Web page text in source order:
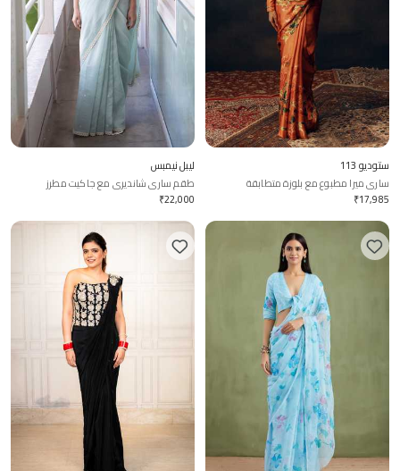
ستوديو 113
ساري ميرا مطبوع مع بلوزة متطابقة
₹17,985
ليبل نيمبس
طقم ساري شانديري مع جاكيت مطرز
₹22,000